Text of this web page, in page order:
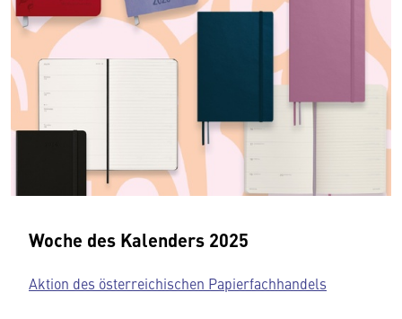
Woche des Kalenders 2025
Aktion des österreichischen Papierfachhandels